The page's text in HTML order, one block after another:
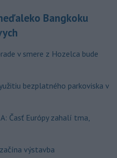
Bangkoku
v smere z Hozelca bude
bezplatného parkoviska v
Časť Európy zahalí tma,
výstavba